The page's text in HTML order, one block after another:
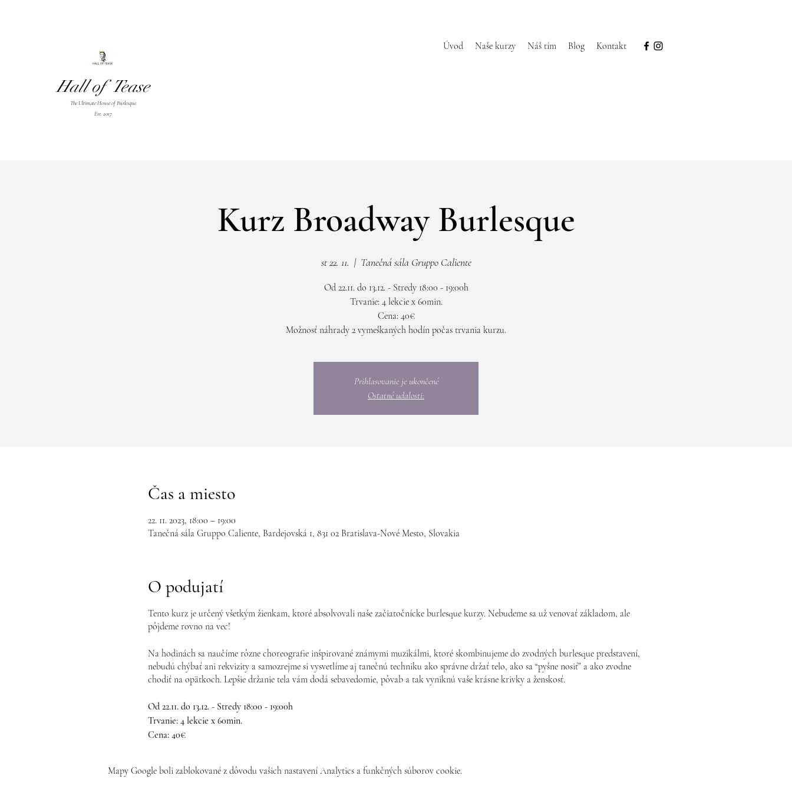
Hall of Tease
The Ultimate House of Burlesque
Est. 2017
Úvod Naše kurzy Náš tím Blog Kontakt
Kurz Broadway Burlesque
st 22. 11.
  |
Tanečná sála Gruppo Caliente
Od 22.11. do 13.12. - Stredy 18:00 - 19:00h
Trvanie: 4 lekcie x 60min.
Cena: 40€
Možnosť náhrady 2 vymeškaných hodín počas trvania kurzu.
Prihlasovanie je ukončené
Ostatné udalosti:
Čas a miesto
22. 11. 2023, 18:00 – 19:00
Tanečná sála Gruppo Caliente, Bardejovská 1, 831 02 Bratislava-Nové Mesto, Slovakia
O podujatí
Tento kurz je určený všetkým žienkam, ktoré absolvovali naše začiatočnícke burlesque kurzy. Nebudeme sa už venovať základom, ale
pôjdeme rovno na vec!
Na hodinách sa naučíme rôzne choreografie inšpirované známymi muzikálmi, ktoré skombinujeme do zvodných burlesque predstavení,
nebudú chýbať ani rekvizity a samozrejme si vysvetlíme aj tanečnú techniku ako správne držať telo, ako sa “pyšne nosiť” a ako zvodne
chodiť na opätkoch. Lepšie držanie tela vám dodá sebavedomie, pôvab a tak vyniknú vaše krásne krivky a ženskosť.
Od 22.11. do 13.12. - Stredy 18:00 - 19:00h
Trvanie: 4 lekcie x 60min.
Cena: 40€
Možnosť náhrady 2 vymeškaných hodín počas trvania kurzu.
Mapy Google boli zablokované z dôvodu vašich nastavení Analytics a funkčných súborov cookie.